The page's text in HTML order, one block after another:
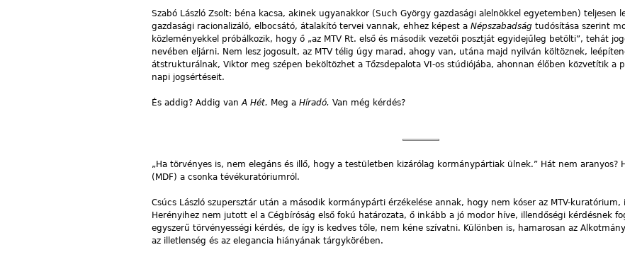
Szabó László Zsolt: béna kacsa, akinek ugyanakkor (Such György gazdasági alelnökkel egyetemben) teljesen
gazdasági racionalizáló, elbocsátó, átalakító tervei vannak, ehhez képest a Népszabadság tudósítása szerint
közleményekkel próbálkozik, hogy ő „az MTV Rt. első és második vezetői posztját egyidejűleg betölti”, tehát
nevében eljárni. Nem lesz jogosult, az MTV télig úgy marad, ahogy van, utána majd nyilván költöznek,
átstrukturálnak, Viktor meg szépen beköltözhet a Tőzsdepalota VI-os stúdiójába, ahonnan élőben közvetítik a
napi jogsértéseit.
És addig? Addig van A Hét. Meg a Híradó. Van még kérdés?
„Ha törvényes is, nem elegáns és illő, hogy a testületben kizárólag kormánypártiak ülnek.” Hát nem aranyos?
(MDF) a csonka tévékuratóriumról.
Csúcs László szupersztár után a második kormánypárti érzékelése annak, hogy nem kóser az MTV-kuratórium,
Herényihez nem jutott el a Cégbíróság első fokú határozata, ő inkább a jó modor híve, illendőségi kérdésnek
egyszerű törvényességi kérdés, de így is kedves tőle, nem kéne szívatni. Különben is, hamarosan az
az illetlenség és az elegancia hiányának tárgykörében.